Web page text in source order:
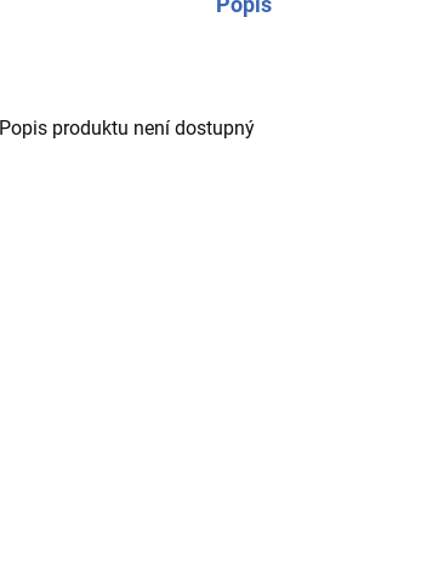
Popis produktu není dostupný